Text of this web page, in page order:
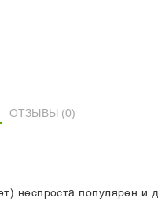
ОТЗЫВЫ (0)
популярен и